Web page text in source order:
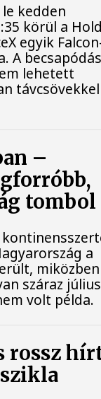
kedden
körül a
egyik
A
lehetett
távcsövekkel
–
tombol
a
miközben
száraz
volt példa.
rossz